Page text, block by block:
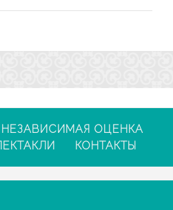
НЕЗАВИСИМАЯ ОЦЕНКА
КОНТАКТЫ